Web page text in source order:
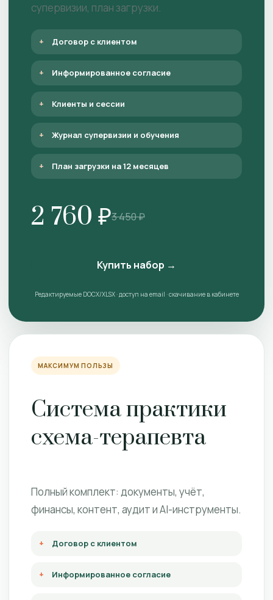
супервизии, план загрузки.
Договор с клиентом
Информированное согласие
Клиенты и сессии
Журнал супервизии и обучения
План загрузки на 12 месяцев
2 760 ₽3 450 ₽
Купить набор →
Редактируемые DOCX/XLSX · доступ на email · скачивание в кабинете
МАКСИМУМ ПОЛЬЗЫ
Система практики
схема-терапевта
Полный комплект: документы, учёт,
финансы, контент, аудит и AI-инструменты.
Договор с клиентом
Информированное согласие